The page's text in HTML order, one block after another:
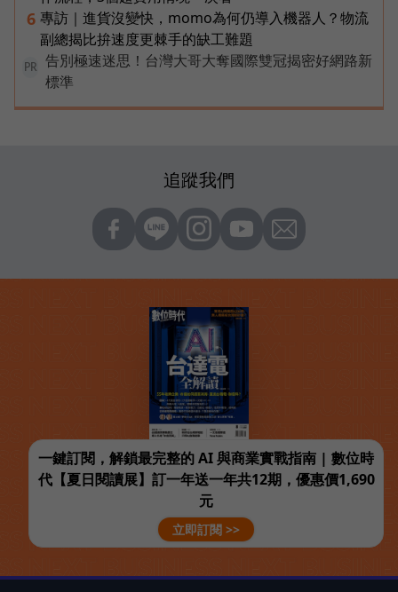
6 專訪｜進貨沒變快，momo為何仍導入機器人？物流
副總揭比拚速度更棘手的缺工難題
PR
告別極速迷思！台灣大哥大奪國際雙冠揭密好網路新
標準
追蹤我們
一鍵訂閱，解鎖最完整的 AI 與商業實戰指南 | 數位時
代【夏日閱讀展】訂一年送一年共12期，優惠價1,690
元
立即訂閱 >>